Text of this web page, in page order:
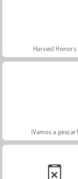
Harvest Honors
¡Vamos a pescar!